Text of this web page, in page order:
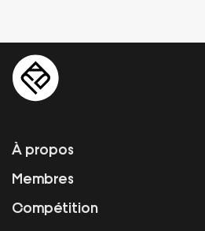
À propos
Membres
Compétition